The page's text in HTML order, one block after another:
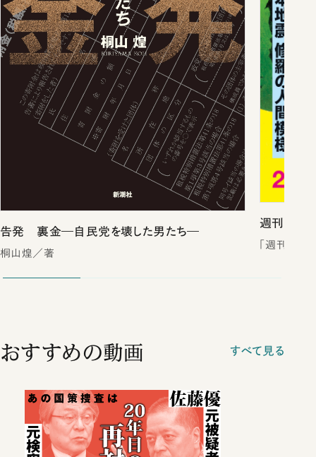
告発 裏金―自民党を壊した男たち―
桐山煌／著
週刊新潮
「週刊新潮
おすすめの動画 すべて見る